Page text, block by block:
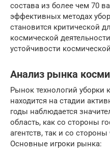
состава из более чем 70
эффективных методах
становится критической
космической
устойчивости
Анализ рынка
Рынок технологий уборки
находится на стадии
годы наблюдается
область, как со стороны
агентств, так и со
Основные игроки рынка: